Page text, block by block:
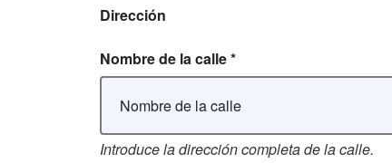
Dirección
Nombre de la calle*
Introduce la dirección completa de la calle.